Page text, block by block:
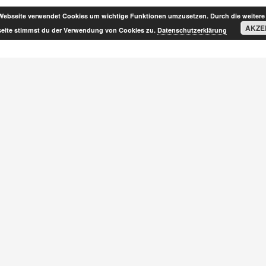
verwendet Cookies um wichtige Funktionen umzusetzen. Durch die
stimmst du der Verwendung von Cookies zu. Datenschutzerklärung